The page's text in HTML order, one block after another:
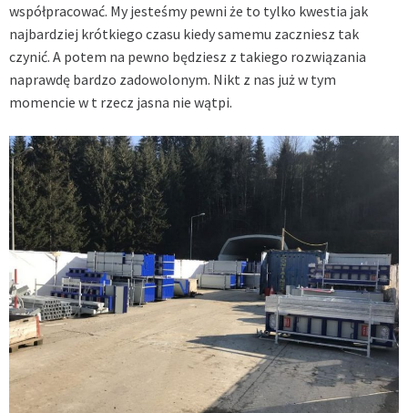
współpracować. My jesteśmy pewni że to tylko kwestia jak
najbardziej krótkiego czasu kiedy samemu zaczniesz tak
czynić. A potem na pewno będziesz z takiego rozwiązania
naprawdę bardzo zadowolonym. Nikt z nas już w tym
momencie w t rzecz jasna nie wątpi.